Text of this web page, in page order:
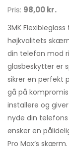
Pris: 98,00 kr.
3MK Flexibleglass
højkvalitets
din telefon mod
glasbeskytter er
sikrer en perfekt
gå på
installere og
nyde din
ønsker en
Pro Max’s skærm.